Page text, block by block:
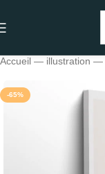
Accueil — illustration —
-65%